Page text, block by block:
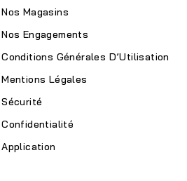
Nos Magasins
Nos Engagements
Conditions Générales D’Utilisation
Mentions Légales
Sécurité
Confidentialité
Application